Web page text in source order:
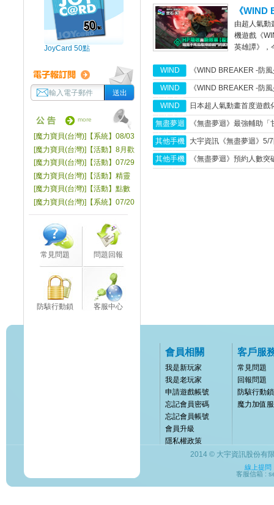
JoyCard 50點
more
[魔力寶貝(台灣)]【系統】08/03
伺服器更新維護公告
[魔力寶貝(台灣)]【活動】8月歡
樂包月包季送
[魔力寶貝(台灣)]【活動】07/29
大宇遊戲跨界盛典
[魔力寶貝(台灣)]【活動】精靈
之卵禮盒LV10 限量發送中
[魔力寶貝(台灣)]【活動】點數
購新品上架&好禮回饋活動公告
[魔力寶貝(台灣)]【系統】07/20
伺服器更新維護公告
常見問題 問題回報
防駭行動鎖 客服中心
《WIND
風少年-
說中最強
由超人氣動
機遊戲《
英雄譚》，
久的「最
棪堂哉真斗
WIND
BREAKER
不良英雄
譚
《WIND BREAKER -防
9月5日正式上市！
WIND
BREAKER
不良英雄
譚
《WIND BREAKER -防
繁體遊戲實機畫面首次搶
WIND
BREAKER
不良英雄
譚
日本超人氣動畫首度遊戲
家劇情重磅登場！即刻
你的友情篇章！
無盡夢迴
《無盡夢迴》最強輔助
場！角色PV與實機試玩
一週限時活動同步開跑！
其他手機
遊戲
大宇資訊《無盡夢迴》5/
李珠珢首度Cosplay廣告
釋出
其他手機
《無盡夢迴》預約人數
會員相關 客戶服
我是新玩家
我是老玩家
申請遊戲帳號
忘記會員密碼
忘記會員帳號
會員升級
隱私權政策
常見問題
回報問題
防駭行動鎖
魔力加值
2014 © 大宇資訊股份有
線上提問
客服信箱 :